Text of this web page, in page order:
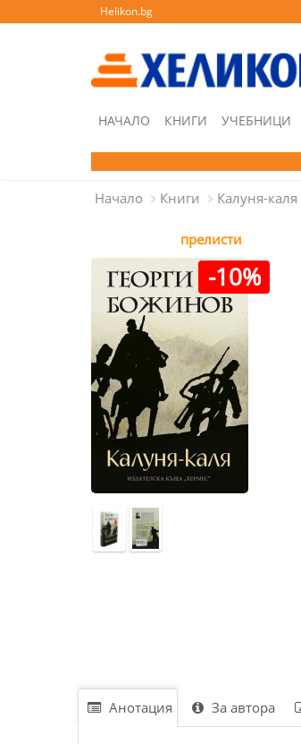
Helikon.bg
НАЧАЛО КНИГИ УЧЕБНИЦИ
Начало Книги Калуня-каля
прелисти
-10%
Анотация За автора